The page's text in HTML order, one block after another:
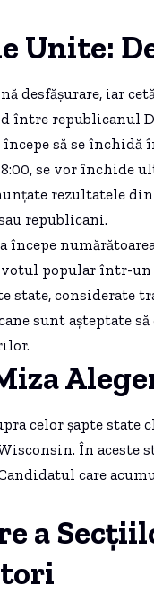
Unite:
desfășurare, iar
între republicanul
să se închidă
se vor închide
rezultatele
republicani.
începe
popular într-
state, considerate
sunt așteptate să
celor șapte state
În aceste
care
a